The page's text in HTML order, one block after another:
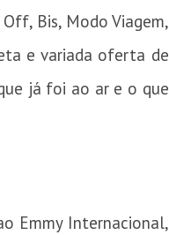
Bis, Modo Viagem,
e variada oferta de
já foi ao ar e o que
Emmy Internacional,